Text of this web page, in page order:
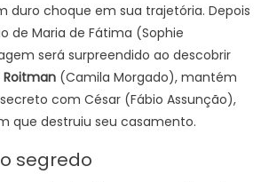
duro choque em sua trajetória. Depois
de Maria de Fátima (Sophie
será surpreendido ao descobrir
(Camila Morgado), mantém
com César (Fábio Assunção),
que destruiu seu casamento.
segredo